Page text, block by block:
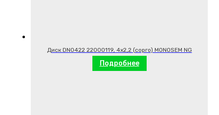
Диск DN0422 22000119, 4х2,2 (сорго) MONOSEM NG
Подробнее